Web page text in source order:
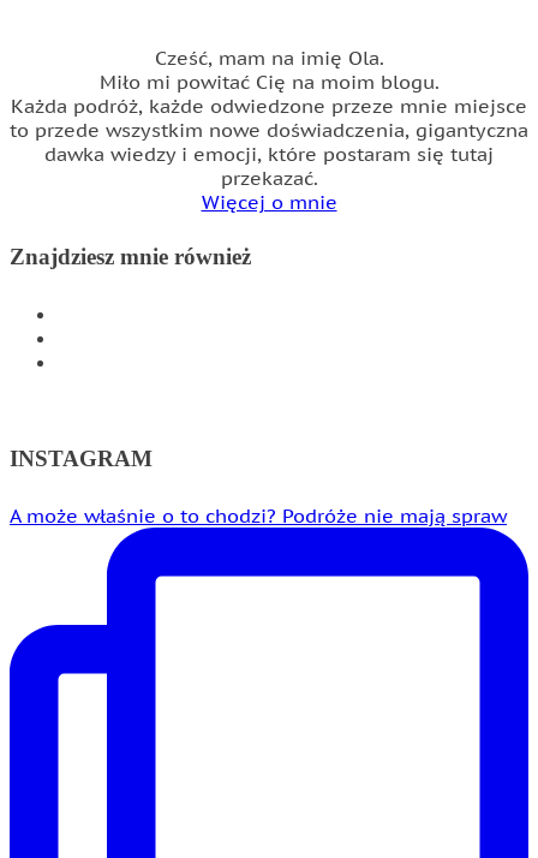
Cześć, mam na imię Ola.
Miło mi powitać Cię na moim blogu.
Każda podróż, każde odwiedzone przeze mnie miejsce
to przede wszystkim nowe doświadczenia, gigantyczna
dawka wiedzy i emocji, które postaram się tutaj
przekazać.
Więcej o mnie
Znajdziesz mnie również
INSTAGRAM
A może właśnie o to chodzi? Podróże nie mają spraw